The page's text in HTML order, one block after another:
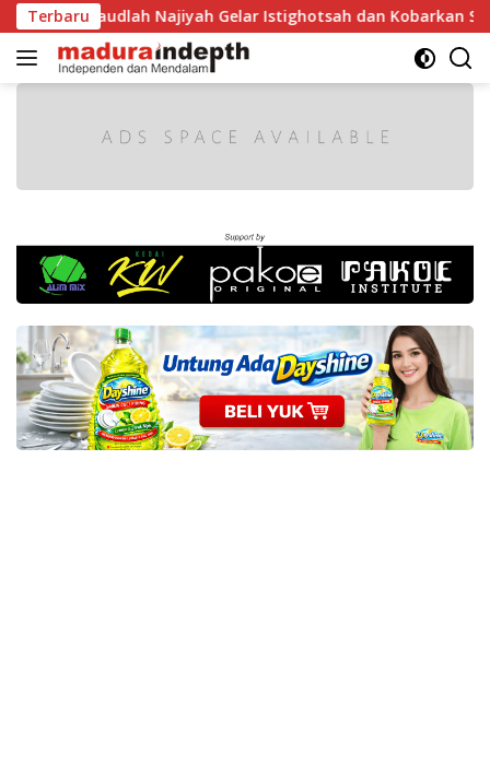
Langsung
ke
konten
Terbaru
MA Raudlah Najiyah Gelar Istighotsah dan Kobarkan